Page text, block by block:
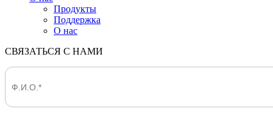
Продукты
Поддержка
О нас
СВЯЗАТЬСЯ С НАМИ